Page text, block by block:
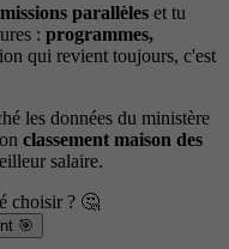
parallèles et tu
: programmes,
qui revient toujours, c'est
les données du ministère
classement maison des
salaire.
choisir ? 🤔
🎯